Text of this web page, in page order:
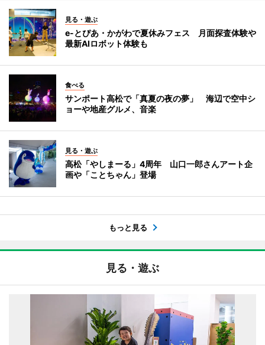
見る・遊ぶ
e-とぴあ・かがわで夏休みフェス 月面探査体験や
最新AIロボット体験も
食べる
サンポート高松で「真夏の夜の夢」 海辺で空中シ
ョーや地産グルメ、音楽
見る・遊ぶ
高松「やしまーる」4周年 山口一郎さんアート企
画や「ことちゃん」登場
もっと見る
見る・遊ぶ